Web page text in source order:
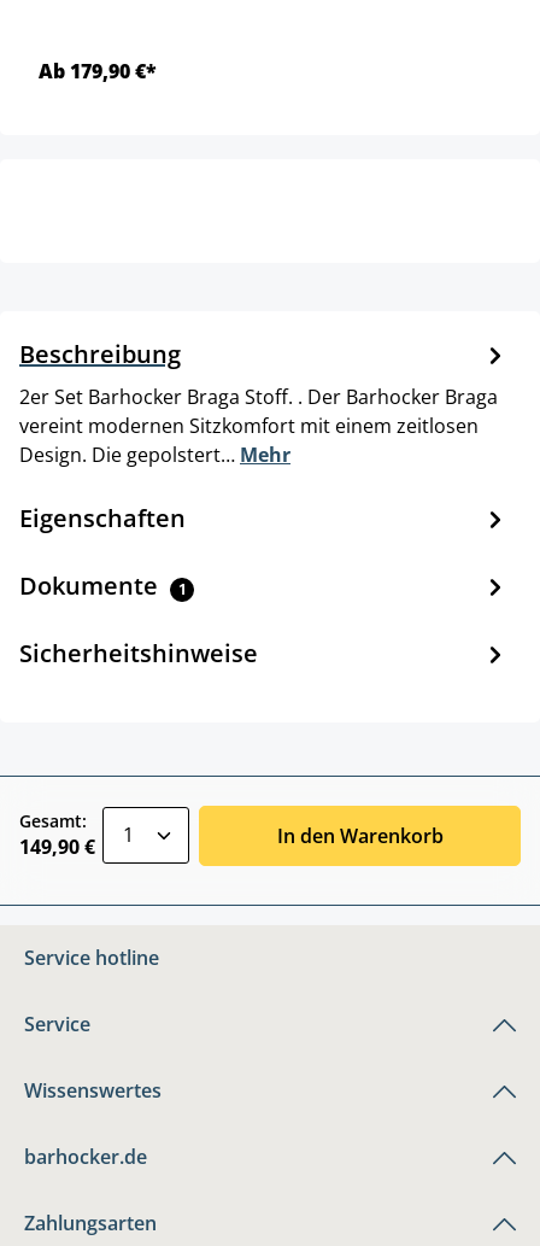
Ab 179,90 €*
Beschreibung
2er Set Barhocker Braga Stoff. . Der Barhocker Braga
vereint modernen Sitzkomfort mit einem zeitlosen
Design. Die gepolstert… Mehr
Eigenschaften
Dokumente 1
Sicherheitshinweise
Gesamt:
149,90 € In den Warenkorb
Service hotline
Service
Wissenswertes
barhocker.de
Zahlungsarten